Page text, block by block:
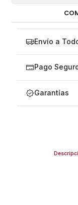
Envío a
Pago
Garantías